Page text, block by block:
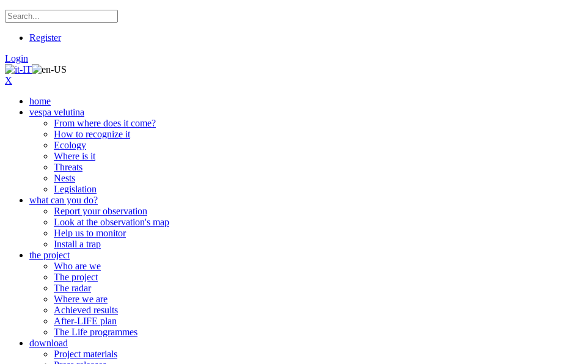
Register
Login
X
home
vespa velutina
From where does it come?
How to recognize it
Ecology
Where is it
Threats
Nests
Legislation
what can you do?
Report your observation
Look at the observation's map
Help us to monitor
Install a trap
the project
Who are we
The project
The radar
Where we are
Achieved results
After-LIFE plan
The Life programmes
download
Project materials